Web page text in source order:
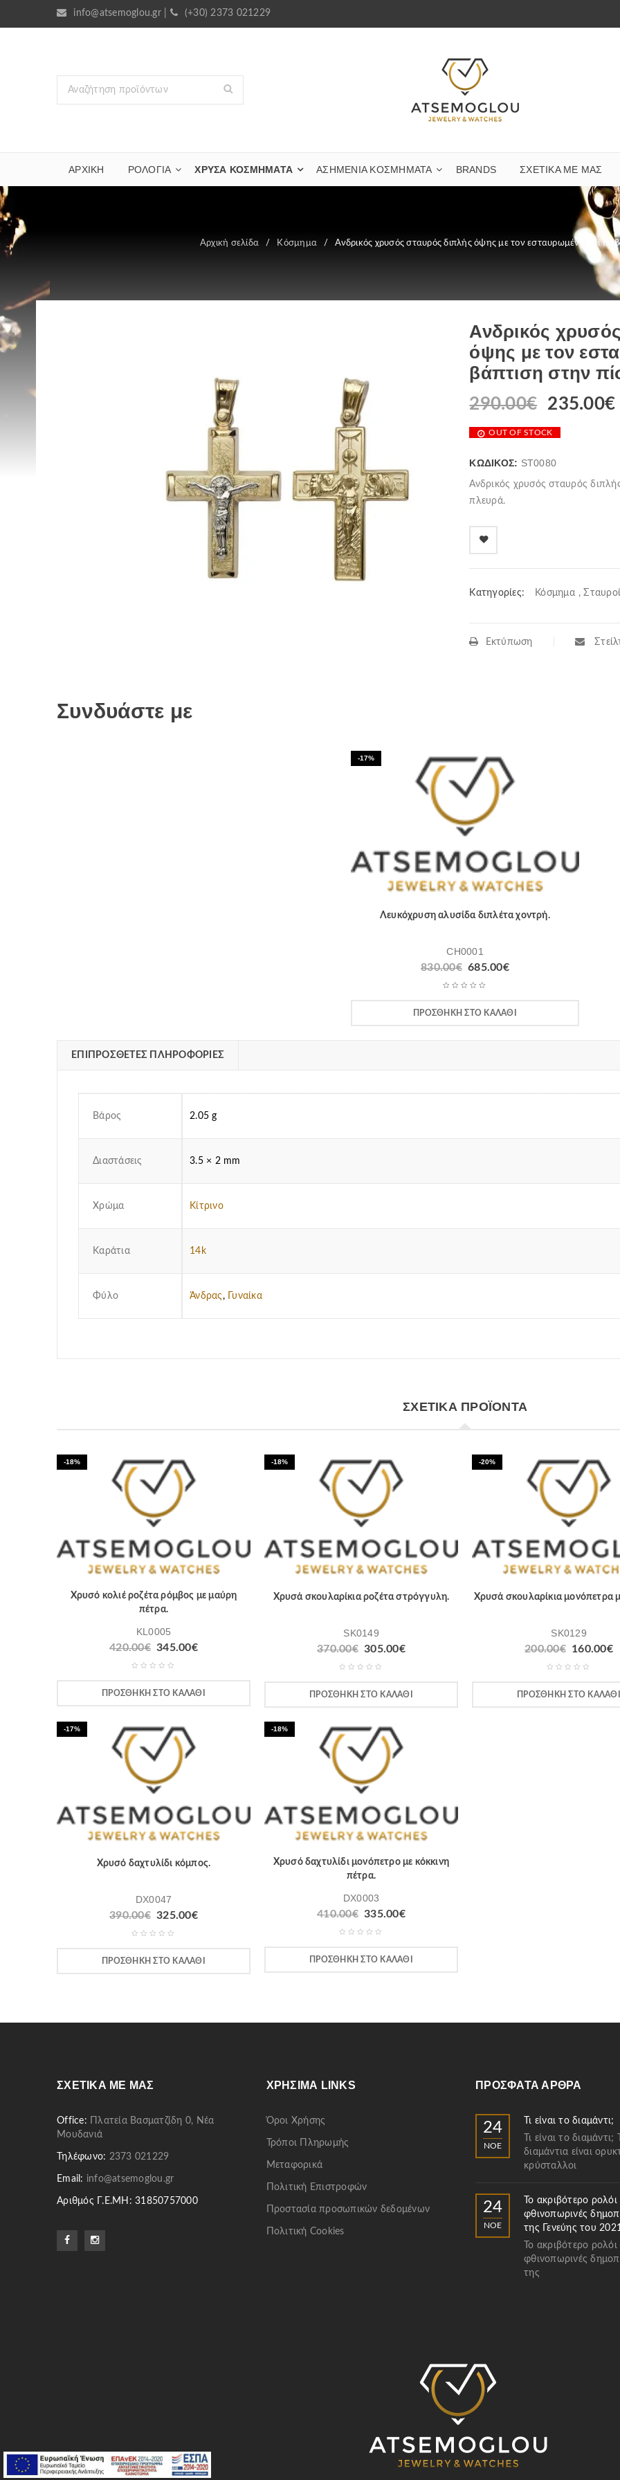
info@atsemoglou.gr| (+30) 2373 021229
ΑΡΧΙΚΗ ΡΟΛΟΓΙΑ ΧΡΥΣΆ ΚΟΣΜΉΜΑΤΑ ΑΣΗΜΈΝΙΑ ΚΟΣΜΉΜΑΤΑ BRANDS ΣΧΕΤΙΚΆ ΜΕ ΜΑΣ
Αρχική σελίδα / Κόσμημα / Ανδρικός χρυσός σταυρός διπλής όψης με τον εσταυρωμένο και τη
Ανδρικός
όψης με τον
βάπτιση στην
290.00€ 235.00€
OUT OF STOCK
ΚΩΔΙΚΌΣ: ST0080
Ανδρικός χρυσός σταυρός
πλευρά.
Κατηγορίες: Κόσμημα ,
Εκτύπωση
Συνδυάστε με
-17%
Λευκόχρυση αλυσίδα διπλέτα χοντρή.
CH0001
830.00€ 685.00€
ΠΡΟΣΘΉΚΗ ΣΤΟ ΚΑΛΆΘΙ
ΕΠΙΠΡΌΣΘΕΤΕΣ ΠΛΗΡΟΦΟΡΊΕΣ
Βάρος 2.05 g
Διαστάσεις 3.5 × 2 mm
Χρώμα Κίτρινο
Καράτια 14k
Φύλο Άνδρας , Γυναίκα
ΣΧΕΤΙΚΆ ΠΡΟΪΌΝΤΑ
-18%
Χρυσό κολιέ ροζέτα ρόμβος με μαύρη
πέτρα.
KL0005
420.00€ 345.00€
ΠΡΟΣΘΉΚΗ ΣΤΟ ΚΑΛΆΘΙ
-18%
Χρυσά σκουλαρίκια ροζέτα στρόγγυλη.
SK0149
370.00€ 305.00€
ΠΡΟΣΘΉΚΗ ΣΤΟ ΚΑΛΆΘΙ
-20%
Χρυσά σκουλαρίκια μονόπετρα
SK0129
200.00€ 160.00€
ΠΡΟΣΘΉΚΗ ΣΤΟ ΚΑΛΆΘΙ
-17%
Χρυσό δαχτυλίδι κόμπος.
DX0047
390.00€ 325.00€
ΠΡΟΣΘΉΚΗ ΣΤΟ ΚΑΛΆΘΙ
-18%
Χρυσό δαχτυλίδι μονόπετρο με κόκκινη
πέτρα.
DX0003
410.00€ 335.00€
ΠΡΟΣΘΉΚΗ ΣΤΟ ΚΑΛΆΘΙ
ΣΧΕΤΙΚΆ ΜΕ ΜΑΣ
Office:
Πλατεία Βασματζίδη 0, Νέα
Μουδανιά
Τηλέφωνο: 2373 021229
Email: info@atsemoglou.gr
Αριθμός Γ.Ε.ΜΗ: 31850757000
ΧΡΉΣΙΜΑ LINKS
Όροι Χρήσης
Τρόποι Πληρωμής
Μεταφορικά
Πολιτική Επιστροφών
Προστασία προσωπικών δεδομένων
Πολιτική Cookies
ΠΡΌΣΦΑΤΑ ΆΡΘΡΑ
24
ΝΟΈ
Τι είναι το διαμάντι;
Τι είναι το διαμάντι;
διαμάντια είναι
κρύσταλλοι
24
ΝΟΈ
Το ακριβότερο
φθινοπωρινές
της Γενεύης του
Το ακριβότερο
φθινοπωρινές
της